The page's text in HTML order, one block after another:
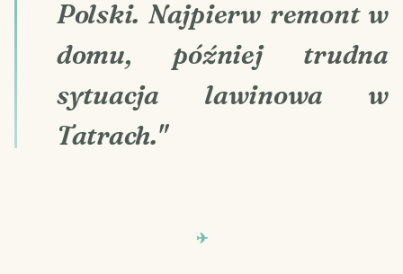
Polski. Najpierw remont w
domu, później trudna
sytuacja lawinowa w
Tatrach."